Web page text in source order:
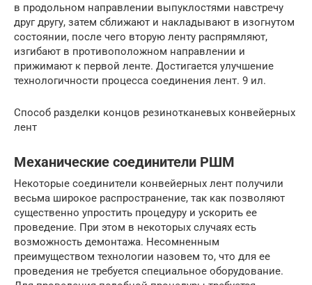
в продольном направлении выпуклостями навстречу
друг другу, затем сближают и накладывают в изогнутом
состоянии, после чего вторую ленту распрямляют,
изгибают в противоположном направлении и
прижимают к первой ленте. Достигается улучшение
технологичности процесса соединения лент. 9 ил.
Способ разделки концов резинотканевых конвейерных
лент
Механические соединители РШМ
Некоторые соединители конвейерных лент получили
весьма широкое распространение, так как позволяют
существенно упростить процедуру и ускорить ее
проведение. При этом в некоторых случаях есть
возможность демонтажа. Несомненным
преимуществом технологии назовем то, что для ее
проведения не требуется специальное оборудование.